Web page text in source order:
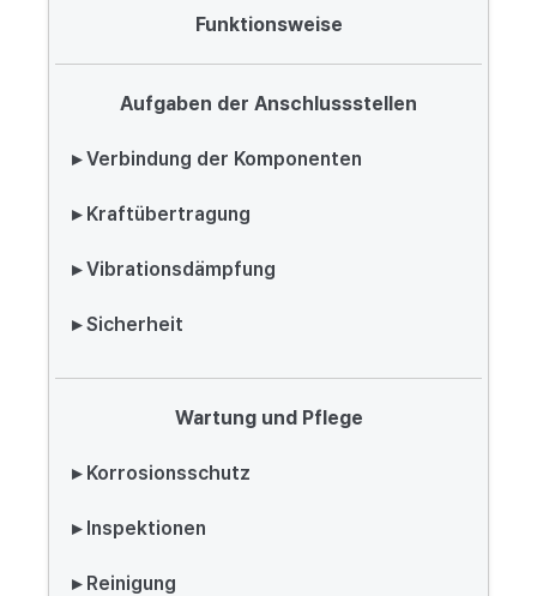
Funktionsweise
Aufgaben der Anschlussstellen
▸ Verbindung der Komponenten
▸ Kraftübertragung
▸ Vibrationsdämpfung
▸ Sicherheit
Wartung und Pflege
▸ Korrosionsschutz
▸ Inspektionen
▸ Reinigung